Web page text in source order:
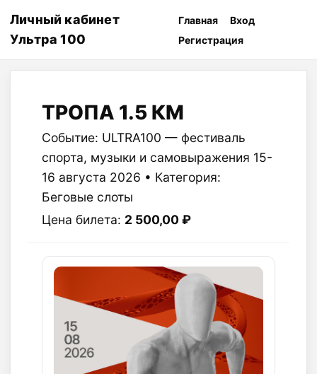
Личный кабинет
Ультра 100
Главная
Вход
Регистрация
ТРОПА 1.5 КМ
Событие: ULTRA100 — фестиваль
спорта, музыки и самовыражения 15-
16 августа 2026 • Категория:
Беговые слоты
Цена билета: 2 500,00 ₽